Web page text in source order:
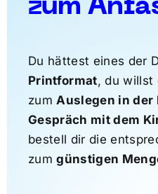
zum
Du hättest eines der
Printformat, du willst
zum Auslegen in der
Gespräch mit dem
bestell dir die
zumgünstigen